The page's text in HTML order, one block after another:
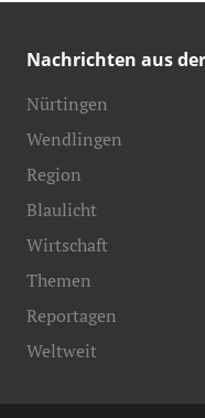
Nachrichten aus
Nürtingen
Wendlingen
Region
Blaulicht
Wirtschaft
Themen
Reportagen
Weltweit